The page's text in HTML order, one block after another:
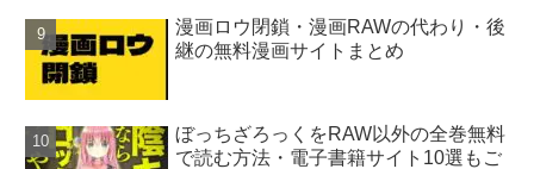
漫画ロウ閉鎖・漫画RAWの代わり・後
継の無料漫画サイトまとめ
ぼっちざろっくをRAW以外の全巻無料
で読む方法・電子書籍サイト10選もご